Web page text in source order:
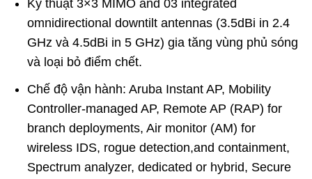
Kỹ thuật 3×3 MIMO and 03 integrated
omnidirectional downtilt antennas (3.5dBi in 2.4
GHz và 4.5dBi in 5 GHz) gia tăng vùng phủ sóng
và loại bỏ điểm chết.
Chế độ vận hành: Aruba Instant AP, Mobility
Controller-managed AP, Remote AP (RAP) for
branch deployments, Air monitor (AM) for
wireless IDS, rogue detection,and containment,
Spectrum analyzer, dedicated or hybrid, Secure